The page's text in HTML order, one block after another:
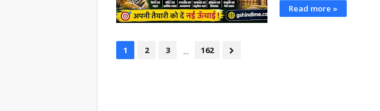
Read more »
1 2 3 ... 162